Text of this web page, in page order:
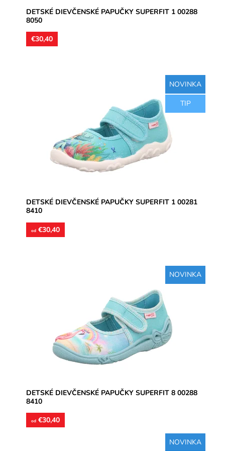
DETSKÉ DIEVČENSKÉ PAPUČKY SUPERFIT 1 00288
8050
€30,40
NOVINKA
TIP
Dievčenské papučky, zvršok aj vnútorné stielky textil,
perforované podrážky prevzdušnia chodidlo, model
Skladom
Superfit
2 roky
DETSKÉ DIEVČENSKÉ PAPUČKY SUPERFIT 1 00281
8410
od €30,40
NOVINKA
Dievčenské papučky, materiál textil, perforované
podrážky kvôli prevzdušneniu chodidla, model detskej
Skladom
Superfit
2 roky
DETSKÉ DIEVČENSKÉ PAPUČKY SUPERFIT 8 00288
8410
od €30,40
NOVINKA